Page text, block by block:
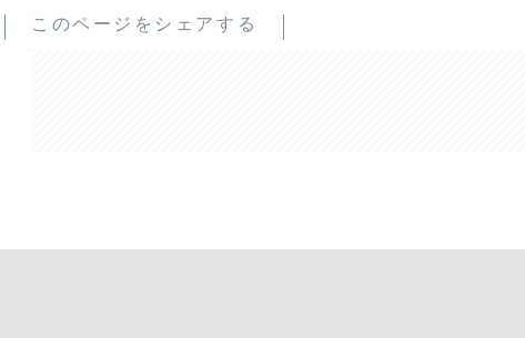
このページをシェアする